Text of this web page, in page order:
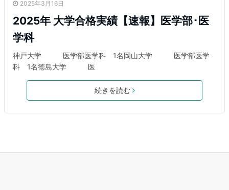
2025年3月16日
2025年 大学合格実績【速報】医学部･医
学科
神戸大学 医学部医学科 1名岡山大学 医学部医学
科 1名徳島大学 医
続きを読む